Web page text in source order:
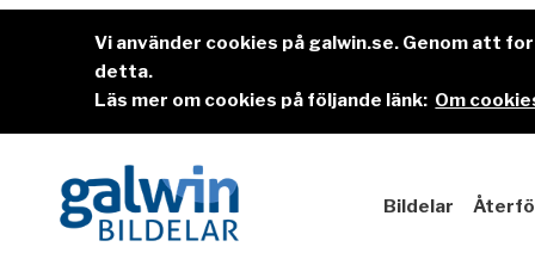
Vi använder cookies på galwin.se. Genom att
detta.
Läs mer om cookies på följande länk: Om
Bildelar